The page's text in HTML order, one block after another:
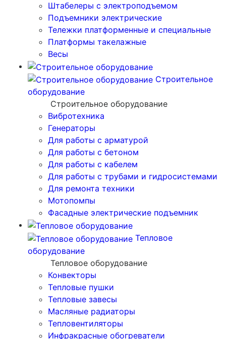
Штабелеры с электроподъемом
Подъемники электрические
Тележки платформенные и специальные
Платформы такелажные
Весы
Строительное
оборудование
Строительное оборудование
Вибротехника
Генераторы
Для работы с арматурой
Для работы с бетоном
Для работы с кабелем
Для работы с трубами и гидросистемами
Для ремонта техники
Мотопомпы
Фасадные электрические подъемник
Тепловое
оборудование
Тепловое оборудование
Конвекторы
Тепловые пушки
Тепловые завесы
Масляные радиаторы
Тепловентиляторы
Инфракрасные обогреватели